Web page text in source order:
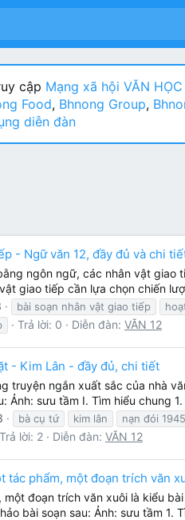
cập Mạng xã hội VĂN HỌC
Food, Bhnong Group,
diễn đàn
- Ngữ văn 12, đầy đủ và chi
ngôn ngữ, các nhân vật
giao tiếp cần lựa chọn chiến
bài soạn nhân vật giao tiếp
Trả lời: 0 Diễn đàn: VĂN 12
- Kim Lân - đầy đủ, chi tiết
truyện ngắn xuất sắc của nhà
Ảnh: sưu tầm I. Tìm hiểu chung
bà cụ tứ kim lân nạn đói 1945
Trả lời: 2 Diễn đàn: VĂN 12
tác phẩm, một đoạn trích văn
đoạn trích văn xuôi là kiểu
bài soạn sau: Ảnh: sưu tầm